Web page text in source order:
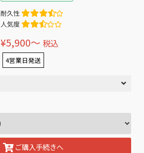
耐久性
人気度
¥5,900〜 税込
4営業日発送
ご購入手続きへ